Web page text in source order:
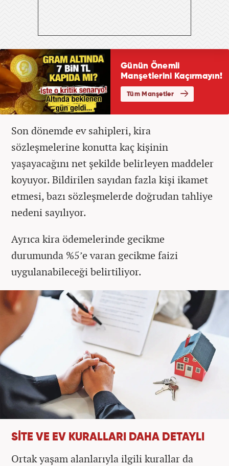
Son dönemde ev sahipleri, kira
sözleşmelerine konutta kaç kişinin
yaşayacağını net şekilde belirleyen maddeler
koyuyor. Bildirilen sayıdan fazla kişi ikamet
etmesi, bazı sözleşmelerde doğrudan tahliye
nedeni sayılıyor.
Ayrıca kira ödemelerinde gecikme
durumunda %5’e varan gecikme faizi
uygulanabileceği belirtiliyor.
SİTE VE EV KURALLARI DAHA DETAYLI
Ortak yaşam alanlarıyla ilgili kurallar da